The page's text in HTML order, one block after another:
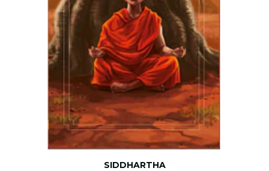
SIDDHARTHA